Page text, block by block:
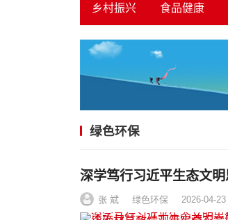
乡村振兴 食品健康
绿色环保
张 斌 绿色环保 2026-04-23